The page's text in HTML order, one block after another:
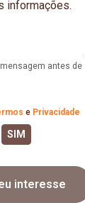
antes de
e Privacidade
interesse